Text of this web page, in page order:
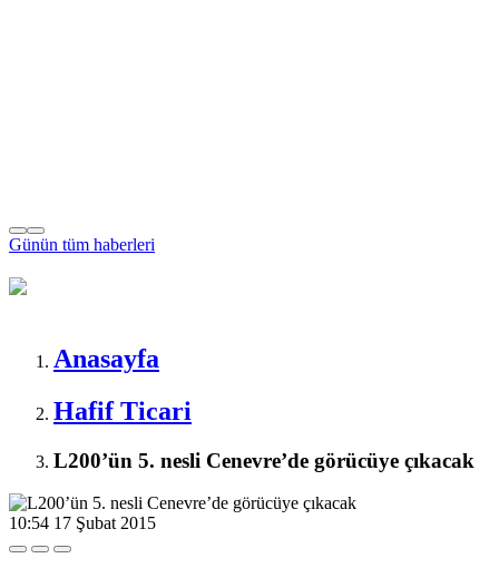
Günün tüm haberleri
Anasayfa
Hafif Ticari
L200’ün 5. nesli Cenevre’de görücüye çıkacak
10:54 17 Şubat 2015